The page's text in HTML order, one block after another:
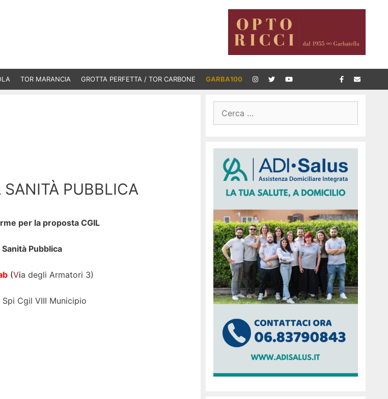
TOR MARANCIA GROTTA PERFETTA / TOR CARBONE GARBA100
SANITÀ PUBBLICA
per la proposta CGIL
Pubblica
(Via degli Armatori 3)
Cgil VIII Municipio
per: